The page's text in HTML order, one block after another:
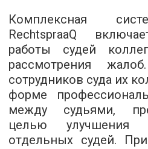
Комплексная
RechtspraaQ
работы судей
рассмотрения
сотрудников суда их
форме
между судьями,
целью улучшения
отдельных судей.